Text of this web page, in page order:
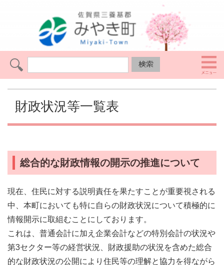
財政状況等一覧表
総合的な財政情報の開示の推進について
現在、住民に対する説明責任を果たすことが重要視される
中、本町においても特に自らの財政状況について積極的に
情報開示に取組むことにしております。
これは、普通会計に加え企業会計などの特別会計の状況や
第3セクター等の経営状況、財政援助の状況を含めた総合
的な財政状況の公開により住民等の理解と協力を得ながら